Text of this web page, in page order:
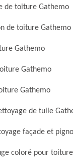
de toiture Gathemo
de toiture Gathemo
Gathemo
Gathemo
Gathemo
de tuile
façade et
coloré pour